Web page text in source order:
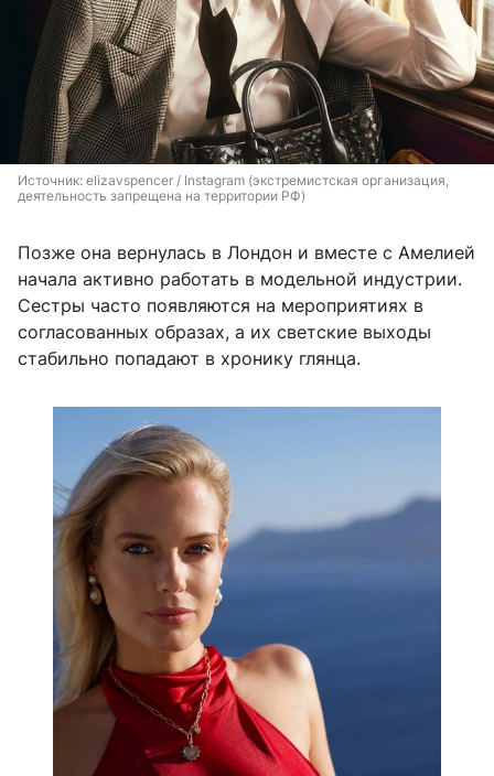
Источник: elizavspencer / Instagram (экстремистская организация,
деятельность запрещена на территории РФ)
Позже она вернулась в Лондон и вместе с Амелией
начала активно работать в модельной индустрии.
Сестры часто появляются на мероприятиях в
согласованных образах, а их светские выходы
стабильно попадают в хронику глянца.